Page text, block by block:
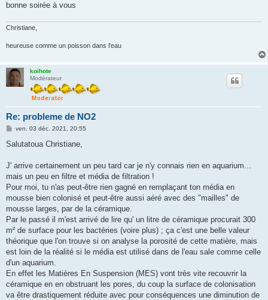
bonne soirée à vous
Christiane,
heureuse comme un poisson dans l'eau
koihote
Modérateur
Re: probleme de NO2
M
s
g
ven. 03 déc. 2021, 20:55
Salutatoua Christiane,
J' arrive certainement un peu tard car je n'y connais rien en aquarium...
mais un peu en filtre et média de filtration !
Pour moi, tu n'as peut-être rien gagné en remplaçant ton média en
mousse bien colonisé et peut-être aussi aéré avec des "mailles" de
mousse larges, par de la céramique.
Par le passé il m'est arrivé de lire qu' un litre de céramique procurait 300
m² de surface pour les bactéries (voire plus) ; ça c'est une belle valeur
théorique que l'on trouve si on analyse la porosité de cette matière, mais
est loin de la réalité si le média est utilisé dans de l'eau sale comme celle
d'un aquarium.
En effet les Matières En Suspension (MES) vont très vite recouvrir la
céramique en en obstruant les pores, du coup la surface de colonisation
va être drastiquement réduite avec pour conséquences une diminution de